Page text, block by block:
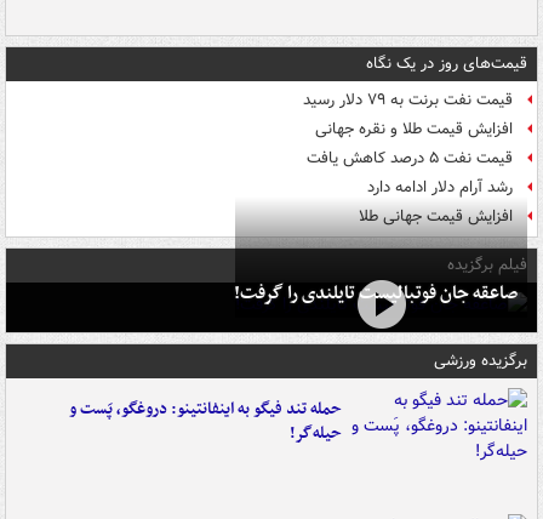
قیمت‌های روز در یک نگاه
قیمت نفت برنت به ۷۹ دلار رسید
افزایش قیمت طلا و نقره جهانی
قیمت نفت ۵ درصد کاهش یافت
رشد آرام دلار ادامه دارد
افزایش قیمت جهانی طلا
فیلم برگزیده
صاعقه جان فوتبالیست تایلندی را گرفت!
برگزیده ورزشی
حمله تند فیگو به اینفانتینو: دروغگو، پَست‌ و
حیله‌گر!